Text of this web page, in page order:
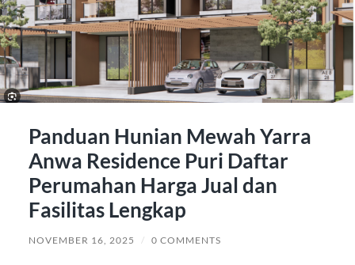
Panduan Hunian Mewah Yarra
Anwa Residence Puri Daftar
Perumahan Harga Jual dan
Fasilitas Lengkap
NOVEMBER 16, 2025 / 0 COMMENTS